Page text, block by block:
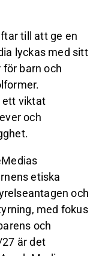
till att ge en
lyckas med sitt
barn och
ett viktat
och
etiska
och
med fokus
och
är det